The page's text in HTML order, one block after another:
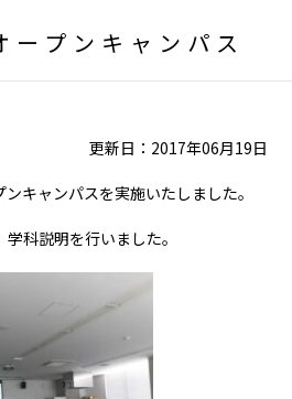
プンキャンパス
更新日：2017年06月19日
キャンパスを実施いたしました。
科説明を行いました。